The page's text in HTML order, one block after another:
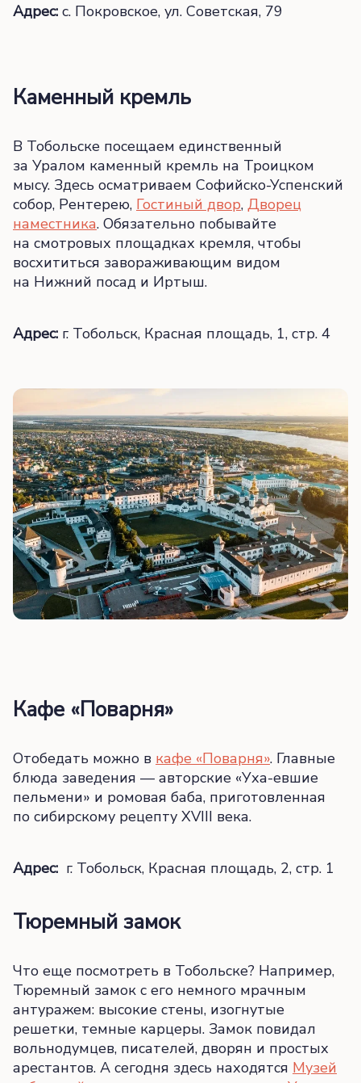
Адрес: с. Покровское, ул. Советская, 79
Каменный кремль
В Тобольске посещаем единственный
за Уралом каменный кремль на Троицком
мысу. Здесь осматриваем Софийско-Успенский
собор, Рентерею, Гостиный двор, Дворец
наместника. Обязательно побывайте
на смотровых площадках кремля, чтобы
восхититься завораживающим видом
на Нижний посад и Иртыш.
Адрес: г. Тобольск, Красная площадь, 1, стр. 4
Кафе «Поварня»
Отобедать можно в кафе «Поварня». Главные
блюда заведения — авторские «Уха-евшие
пельмени» и ромовая баба, приготовленная
по сибирскому рецепту XVIII века.
Адрес: г. Тобольск, Красная площадь, 2, стр. 1
Тюремный замок
Что еще посмотреть в Тобольске? Например,
Тюремный замок с его немного мрачным
антуражем: высокие стены, изогнутые
решетки, темные карцеры. Замок повидал
вольнодумцев, писателей, дворян и простых
арестантов. А сегодня здесь находятся Музей